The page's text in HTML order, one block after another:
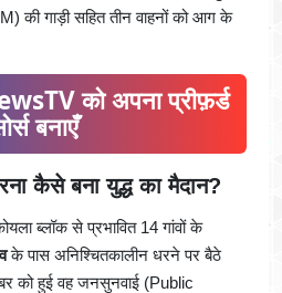
की गाड़ी सहित तीन वाहनों को आग के
को अपना प्रीफ़र्ड
बनाएँ
कैसे बना युद्ध का मैदान?
ब्लॉक से प्रभावित 14 गांवों के
के पास अनिश्चितकालीन धरने पर बैठे
को हुई वह जनसुनवाई (Public